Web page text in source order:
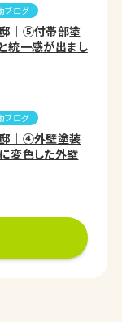
ブログ
｜⑤付帯部塗
統一感が出まし
ブログ
｜④外壁塗装
変色した外壁